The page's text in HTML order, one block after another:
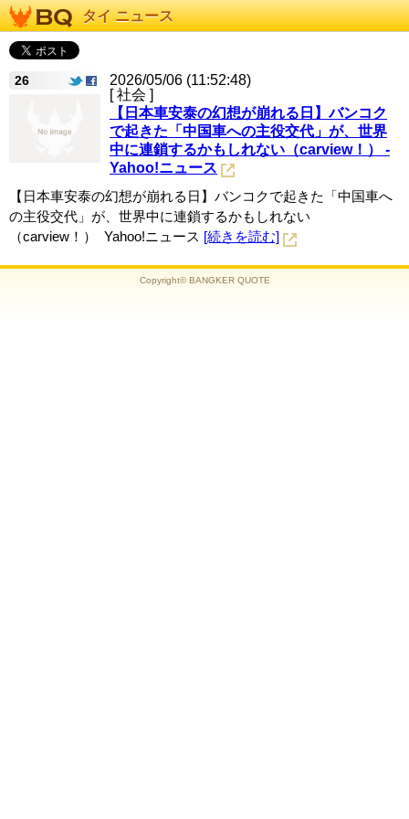
タイ ニュース
26
2026/05/06 (11:52:48)
[ 社会 ]
【日本車安泰の幻想が崩れる日】バンコク
で起きた「中国車への主役交代」が、世界
中に連鎖するかもしれない（carview！） -
Yahoo!ニュース
【日本車安泰の幻想が崩れる日】バンコクで起きた「中国車へ
の主役交代」が、世界中に連鎖するかもしれない
（carview！） Yahoo!ニュース [続きを読む]
Copyright© BANGKER QUOTE